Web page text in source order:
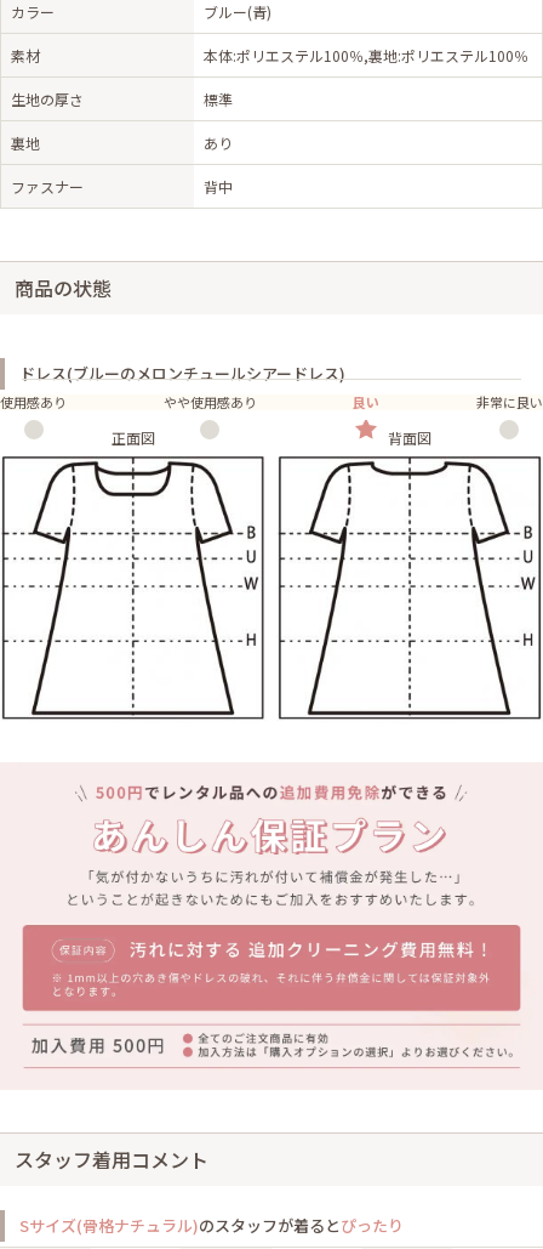
カラー ブルー(青)
素材 本体:ポリエステル100％,裏地:ポリエステル100％
生地の厚さ 標準
裏地 あり
ファスナー 背中
商品の状態
ドレス(ブルーのメロンチュールシアードレス)
使用感あり やや使用感あり 良い 非常に良い
正面図 背面図
スタッフ着用コメント
Sサイズ(骨格ナチュラル)のスタッフが着るとぴったり